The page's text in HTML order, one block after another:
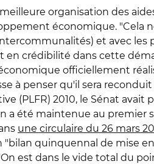
organisation des
économique. "Cela
et avec les
en crédibilité dans cette
officiellement
à penser qu'il sera
(PLFR) 2010, le Sénat
a été maintenue au premier
une circulaire du 26 mars
quinquennal de mise
est dans le vide total du